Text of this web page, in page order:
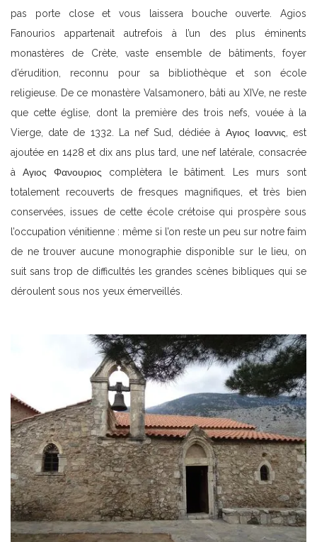
pas porte close et vous laissera bouche ouverte. Agios
Fanourios appartenait autrefois à l’un des plus éminents
monastères de Crète, vaste ensemble de bâtiments, foyer
d’érudition, reconnu pour sa bibliothèque et son école
religieuse. De ce monastère Valsamonero, bâti au XIVe, ne reste
que cette église, dont la première des trois nefs, vouée à la
Vierge, date de 1332. La nef Sud, dédiée à Αγιος Ιοαννις, est
ajoutée en 1428 et dix ans plus tard, une nef latérale, consacrée
à Αγιος Φανουριος complètera le bâtiment. Les murs sont
totalement recouverts de fresques magnifiques, et très bien
conservées, issues de cette école crétoise qui prospère sous
l’occupation vénitienne : même si l’on reste un peu sur notre faim
de ne trouver aucune monographie disponible sur le lieu, on
suit sans trop de difficultés les grandes scènes bibliques qui se
déroulent sous nos yeux émerveillés.